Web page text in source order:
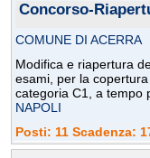
Concorso-
COMUNE DI ACERRA
Modifica e riapertura
esami, per la
categoria C1, a tempo
NAPOLI
Posti: 11 Scadenza: